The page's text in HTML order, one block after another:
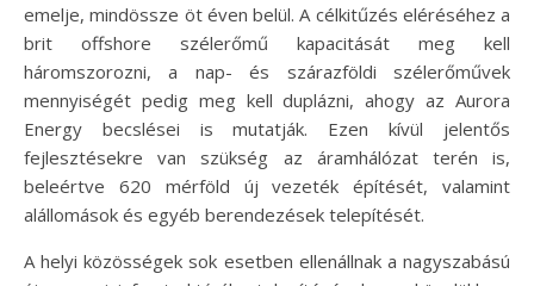
emelje, mindössze öt éven belül. A célkitűzés eléréséhez a
brit offshore szélerőmű kapacitását meg kell
háromszorozni, a nap- és szárazföldi szélerőművek
mennyiségét pedig meg kell duplázni, ahogy az Aurora
Energy becslései is mutatják. Ezen kívül jelentős
fejlesztésekre van szükség az áramhálózat terén is,
beleértve 620 mérföld új vezeték építését, valamint
alállomások és egyéb berendezések telepítését.
A helyi közösségek sok esetben ellenállnak a nagyszabású